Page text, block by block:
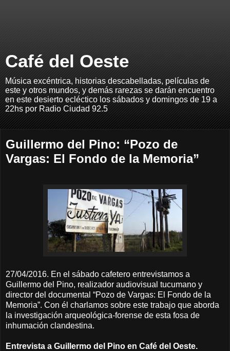
Café del Oeste
Música excéntrica, historias descabelladas, películas de
este y otros mundos, y demás rarezas se darán encuentro
en este desierto ecléctico los sábados y domingos de 19 a
22hs por Radio Ciudad 92.5
Guillermo del Pino: “Pozo de
Vargas: El Fondo de la Memoria”
27/04/2016. En el sábado cafetero entrevistamos a
Guillermo del Pino, realizador audiovisual tucumano y
director del documental “Pozo de Vargas: El Fondo de la
Memoria”. Con él charlamos sobre este trabajo que aborda
la investigación arqueológica-forense de esta fosa de
inhumación clandestina.
Entrevista a Guillermo del Pino en Café del Oeste.